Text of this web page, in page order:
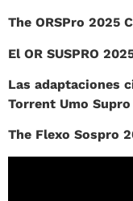
The ORSPro 2025
El OR SUSPRO
Las adaptaciones
Torrent Umo
The Flexo Sospro